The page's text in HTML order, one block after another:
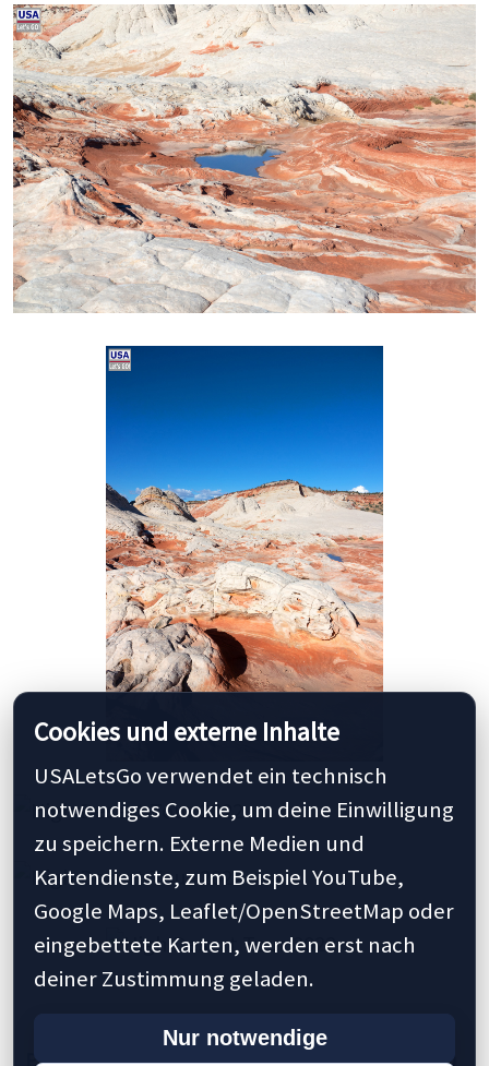
Previous 1 5 10 15 20 25 29 40
Cookies und externe Inhalte
USALetsGo verwendet ein technisch
notwendiges Cookie, um deine Einwilligung
zu speichern. Externe Medien und
Kartendienste, zum Beispiel YouTube,
Google Maps, Leaflet/OpenStreetMap oder
eingebettete Karten, werden erst nach
deiner Zustimmung geladen.
Nur notwendige